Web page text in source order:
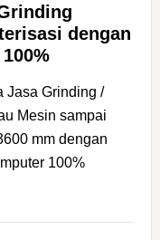
dengan
Jasa Grinding /
Mesin sampai
mm dengan
100%